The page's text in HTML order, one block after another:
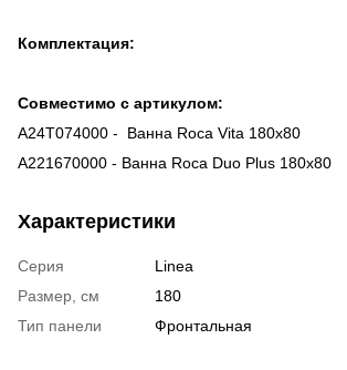
Комплектация:
Совместимо с артикулом:
A24T074000 - Ванна Roca Vita 180х80
A221670000 - Ванна Roca Duo Plus 180x80
Характеристики
Серия
Linea
Размер, см
180
Тип панели
Фронтальная